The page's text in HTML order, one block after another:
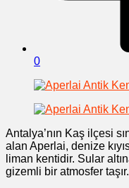
0
Antalya’nın Kaş ilçesi
alan Aperlai, denize
liman kentidir. Sular
gizemli bir atmosfer taşır.